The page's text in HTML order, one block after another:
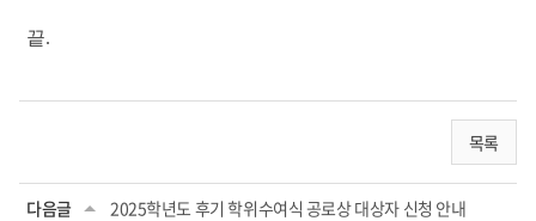
끝.
목록
다음글 2025학년도 후기 학위수여식 공로상 대상자 신청 안내